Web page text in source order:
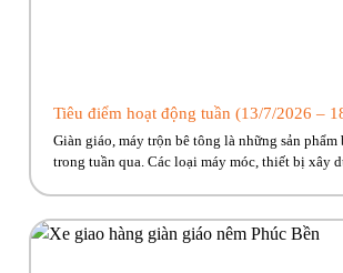
Tiêu điểm hoạt động tuần (13/7/2026 –
Giàn giáo, máy trộn bê tông là những sản phẩm
trong tuần qua. Các loại máy móc, thiết bị xây
động tiêu […]